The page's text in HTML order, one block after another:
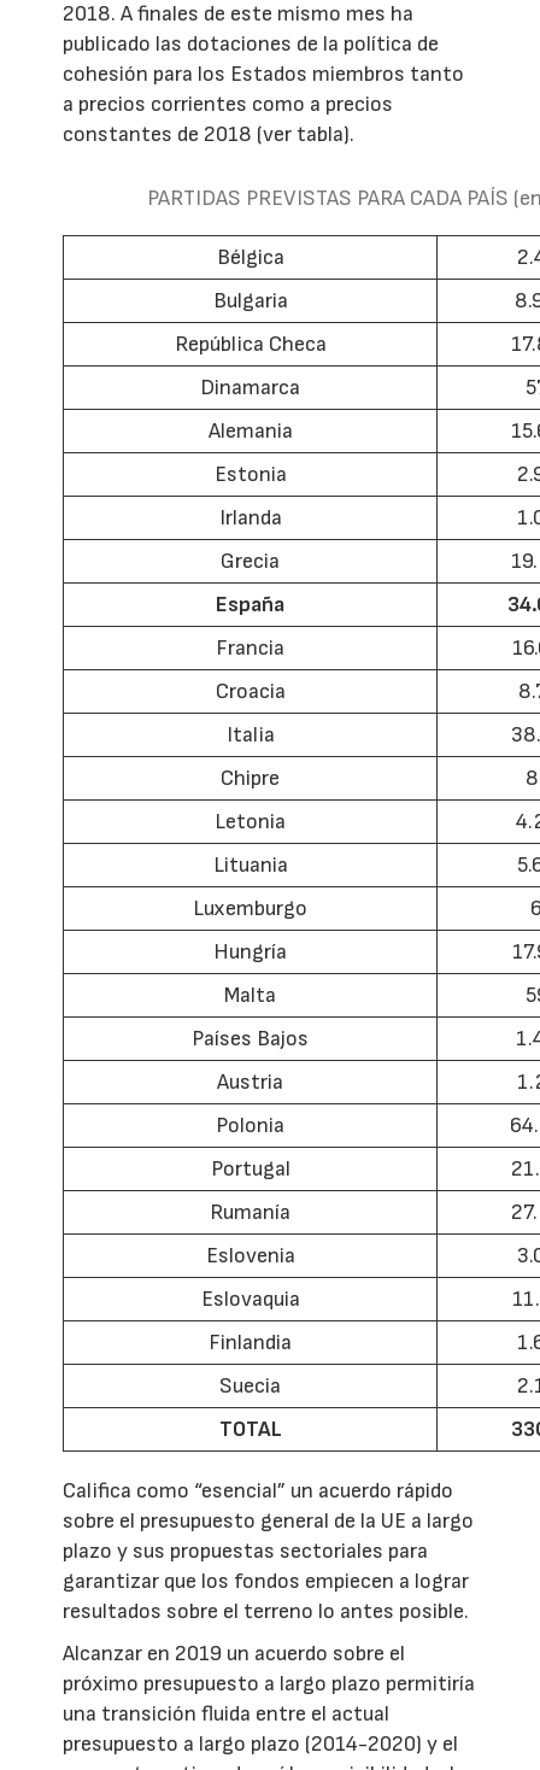
2018. A finales de este mismo mes ha
publicado las dotaciones de la política de
cohesión para los Estados miembros tanto
a precios corrientes como a precios
constantes de 2018 (ver tabla).
PARTIDAS PREVISTAS PARA CADA PAÍS
Bélgica
Bulgaria
República Checa
Dinamarca
Alemania
Estonia
Irlanda
Grecia
España
Francia
Croacia
Italia
Chipre
Letonia
Lituania
Luxemburgo
Hungría
Malta
Países Bajos
Austria
Polonia
Portugal
Rumanía
Eslovenia
Eslovaquia
Finlandia
Suecia
TOTAL
Califica como “esencial” un acuerdo rápido
sobre el presupuesto general de la UE a largo
plazo y sus propuestas sectoriales para
garantizar que los fondos empiecen a lograr
resultados sobre el terreno lo antes posible.
Alcanzar en 2019 un acuerdo sobre el
próximo presupuesto a largo plazo permitiría
una transición fluida entre el actual
presupuesto a largo plazo (2014-2020) y el